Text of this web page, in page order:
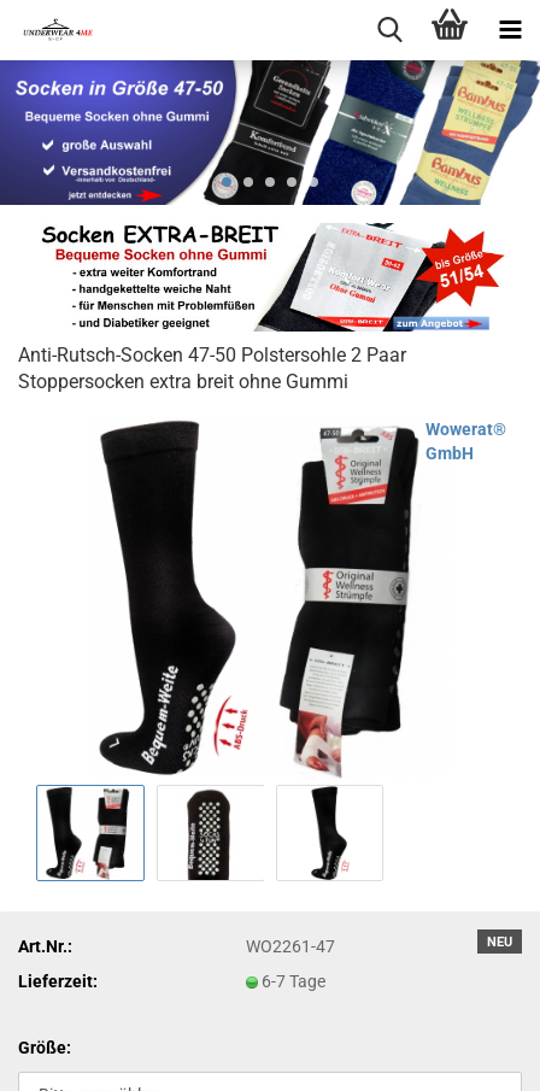
Anti-Rutsch-Socken 47-50 Polstersohle 2 Paar
Stoppersocken extra breit ohne Gummi
Wowerat®
GmbH
NEU
Art.Nr.:
WO2261-47
Lieferzeit:
6-7 Tage
Größe: